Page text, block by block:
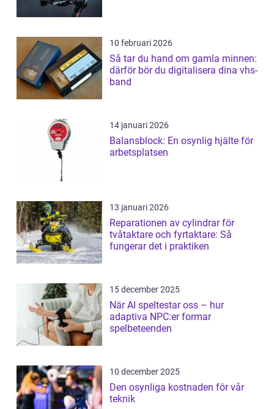
10 februari 2026
Så tar du hand om gamla minnen:
därför bör du digitalisera dina vhs-
band
14 januari 2026
Balansblock: En osynlig hjälte för
arbetsplatsen
13 januari 2026
Reparationen av cylindrar för
tvåtaktare och fyrtaktare: Så
fungerar det i praktiken
15 december 2025
När AI speltestar oss – hur
adaptiva NPC:er formar
spelbeteenden
10 december 2025
Den osynliga kostnaden för vår
teknik